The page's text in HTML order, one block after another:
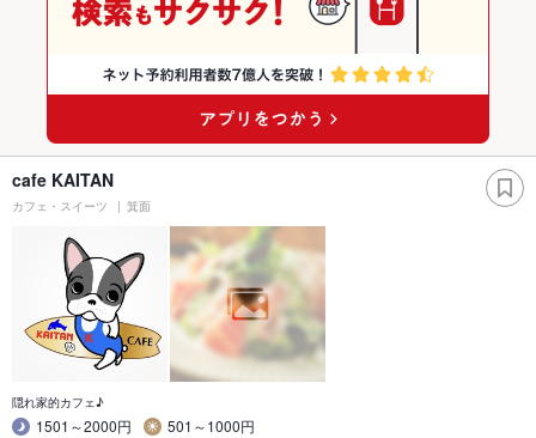
cafe KAITAN
カフェ・スイーツ 箕面
隠れ家的カフェ♪
1501～2000円
501～1000円